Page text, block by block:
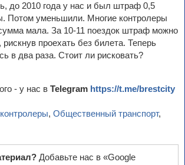
до 2010 года у нас и был штраф 0,5
Потом уменьшили. Многие контролеры
мала. За 10-11 поездок штраф можно
проехать без билета. Теперь
в два раза. Стоит ли рисковать?
- у нас в Telegram https://t.me/brestcity
контролеры, Общественный транспорт,
Добавьте нас в «Google